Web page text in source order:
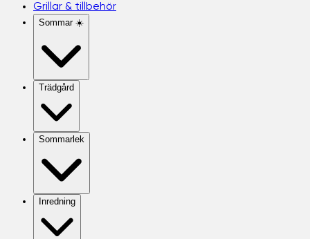
Grillar & tillbehör
Sommar ☀️
Trädgård
Sommarlek
Inredning